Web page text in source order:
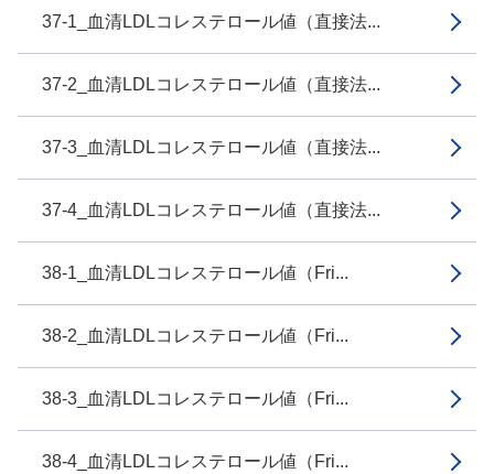
37-1_血清LDLコレステロール値（直接法...
37-2_血清LDLコレステロール値（直接法...
37-3_血清LDLコレステロール値（直接法...
37-4_血清LDLコレステロール値（直接法...
38-1_血清LDLコレステロール値（Fri...
38-2_血清LDLコレステロール値（Fri...
38-3_血清LDLコレステロール値（Fri...
38-4_血清LDLコレステロール値（Fri...